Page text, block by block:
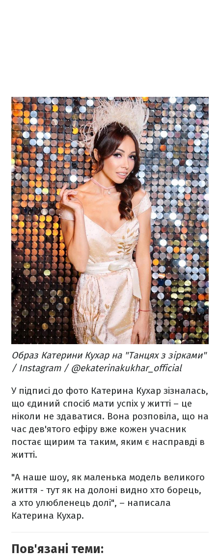
Образ Катерини Кухар на "Танцях з зірками"
/ Instagram / @ekaterinakukhar_official
У підписі до фото Катерина Кухар зізналась,
що єдиний спосіб мати успіх у житті – це
ніколи не здаватися. Вона розповіла, що на
час дев'ятого ефіру вже кожен учасник
постає щирим та таким, яким є насправді в
житті.
"А наше шоу, як маленька модель великого
життя - тут як на долоні видно хто борець,
а хто улюбленець долі", – написала
Катерина Кухар.
Пов'язані теми: